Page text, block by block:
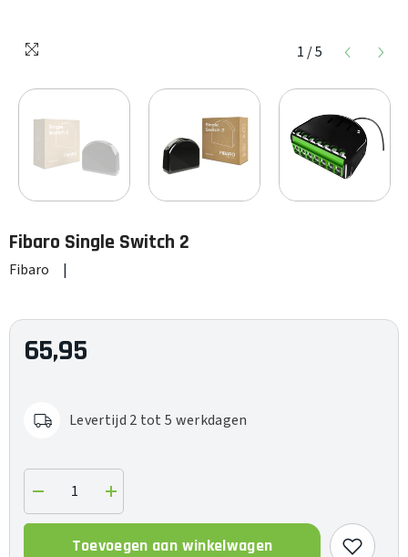
Fibaro Single Switch 2
Fibaro |
1 /5
65,95
Levertijd 2 tot 5 werkdagen
Verlaag
de
hoeveelheid
Verhoog
de
hoeveelheid
Single
Toevoegen aan winkelwagen